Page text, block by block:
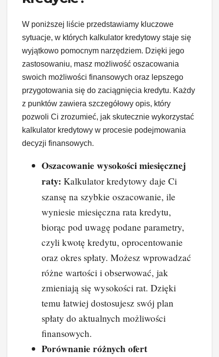
W poniższej liście przedstawiamy kluczowe
sytuacje, w których kalkulator kredytowy staje się
wyjątkowo pomocnym narzędziem. Dzięki jego
zastosowaniu, masz możliwość oszacowania
swoich możliwości finansowych oraz lepszego
przygotowania się do zaciągnięcia kredytu. Każdy
z punktów zawiera szczegółowy opis, który
pozwoli Ci zrozumieć, jak skutecznie wykorzystać
kalkulator kredytowy w procesie podejmowania
decyzji finansowych.
Oszacowanie wysokości miesięcznej
raty: Kalkulator kredytowy daje Ci
szansę na szybkie oszacowanie, ile
wyniesie miesięczna rata kredytu,
biorąc pod uwagę podane parametry,
czyli kwotę kredytu, oprocentowanie
oraz okres spłaty. Możesz wprowadzać
różne wartości i obserwować, jak
zmieniają się wysokości rat. Dzięki
temu łatwiej dostosujesz swój plan
spłaty do aktualnych możliwości
finansowych.
Porównanie różnych ofert